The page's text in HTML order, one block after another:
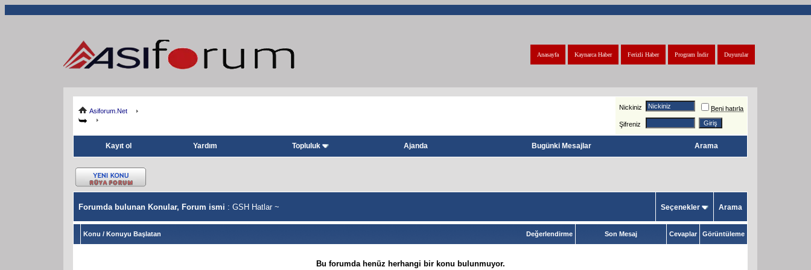
Duyurular
Program İndir
Ferizli Haber
Kaynarca Haber
Anasayfa
Asiforum.Net Nickiniz Beni hatırla
Şifreniz
Kayıt ol Yardım Topluluk Ajanda Bugünki Mesajlar Arama
Forumda bulunan Konular, Forum ismi : GSH Hatlar ~ Seçenekler Arama
Değerlendirme
Konu / Konuyu Başlatan Son Mesaj Cevaplar Görüntüleme
Bu forumda henüz herhangi bir konu bulunmuyor.